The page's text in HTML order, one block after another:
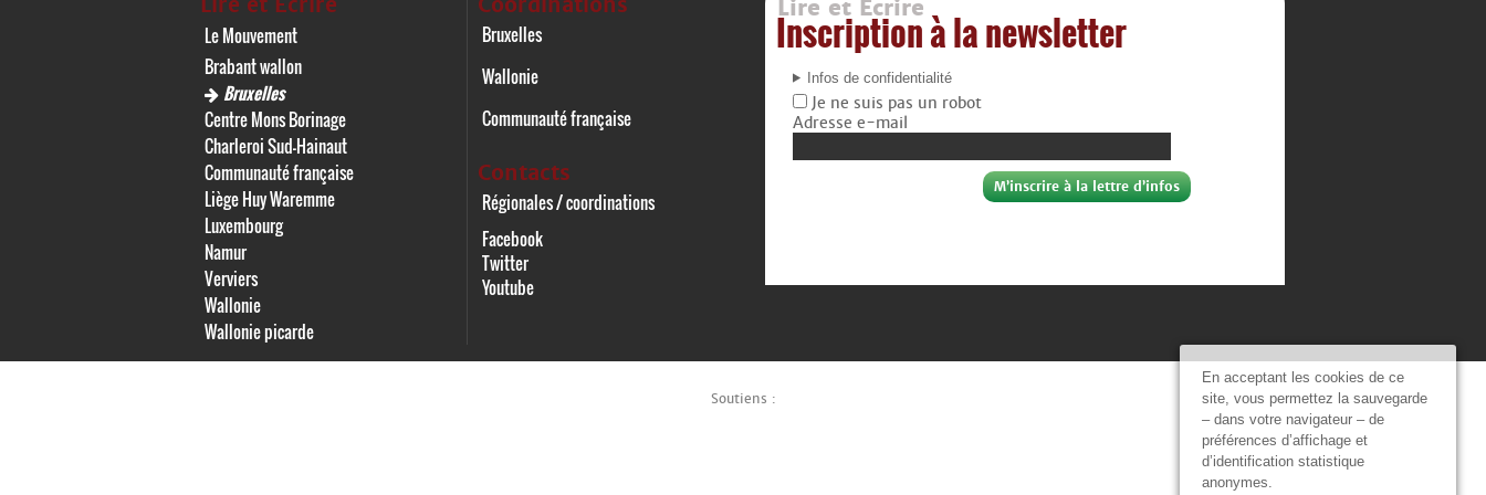
En acceptant les cookies de ce
site, vous permettez la sauvegarde
– dans votre navigateur – de
préférences d’affichage et
d’identification statistique
anonymes.
Le Mouvement
Brabant wallon
Bruxelles
Centre Mons Borinage
Charleroi Sud-Hainaut
Communauté française
Liège Huy Waremme
Luxembourg
Namur
Verviers
Wallonie
Wallonie picarde
Bruxelles
Wallonie
Communauté française
Contacts
Régionales / coordinations
Facebook
Twitter
Youtube
Lire et Écrire
Inscription à la newsletter
Infos de confidentialité
Je ne suis pas un robot
Adresse e-mail
Soutiens :